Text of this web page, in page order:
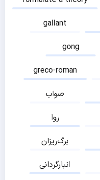
gallant
gong
greco-roman
صواب
روا
برگ‌ریزان
انبارگردانی